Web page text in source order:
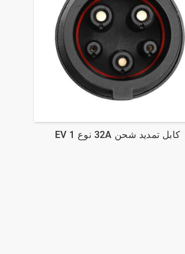
كابل تمديد شحن 32A نوع 1 EV